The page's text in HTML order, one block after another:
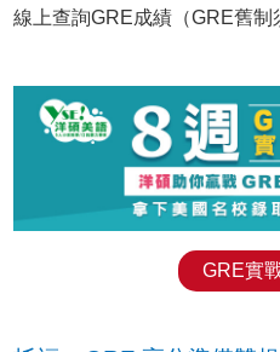
線上查詢GRE成績（GRE舊制
GRE實